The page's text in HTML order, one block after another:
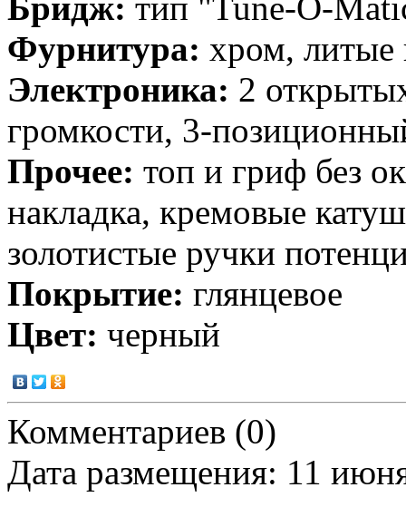
Бридж: тип "Tune-O-
Фурнитура: хром, литые
Электроника: 2
громкости, 3-
Прочее: топ и гриф без
накладка, кремовые
золотистые ручки
Покрытие: глянцевое
Цвет: черный
Комментариев (0)
Дата размещения: 11